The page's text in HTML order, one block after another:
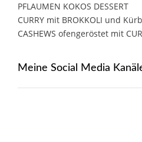
PFLAUMEN KOKOS DESSERT
CURRY mit BROKKOLI und
CASHEWS ofengeröstet mit
Meine Social Media